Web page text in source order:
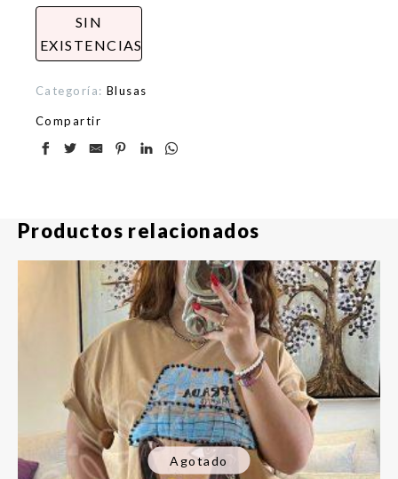
SIN
EXISTENCIAS
Categoría: Blusas
Compartir
Productos relacionados
Agotado